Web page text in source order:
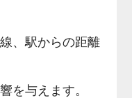
、駅からの距離
を与えます。